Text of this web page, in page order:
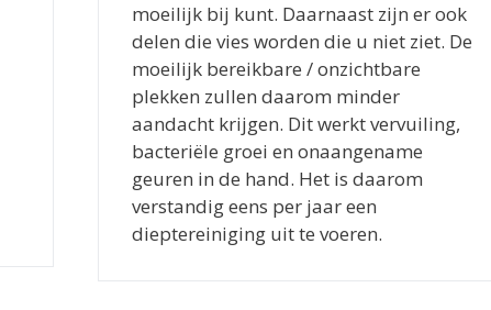
moeilijk bij kunt. Daarnaast zijn er ook
delen die vies worden die u niet ziet. De
moeilijk bereikbare / onzichtbare
plekken zullen daarom minder
aandacht krijgen. Dit werkt vervuiling,
bacteriële groei en onaangename
geuren in de hand. Het is daarom
verstandig eens per jaar een
dieptereiniging uit te voeren.